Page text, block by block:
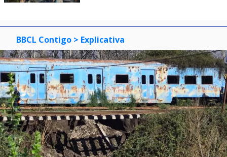
BBCL Contigo > Explicativa